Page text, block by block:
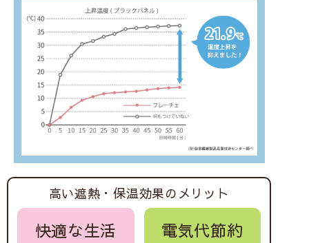
高い遮熱・保温効果のメリット
快適な生活 電気代節約